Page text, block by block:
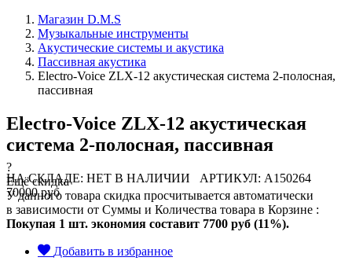
Магазин D.M.S
Музыкальные инструменты
Акустические системы и акустика
Пассивная акустика
Electro-Voice ZLX-12 акустическая система 2-полосная,
пассивная
Electro-Voice ZLX-12 акустическая
система 2-полосная, пассивная
НА СКЛАДЕ: НЕТ В НАЛИЧИИ АРТИКУЛ: A150264
70000 руб
?
Ещё скидка
У данного товара скидка просчитывается автоматически
в зависимости от Суммы и Количества товара в Корзине :
Покупая 1 шт. экономия составит 7700 руб (11%).
Добавить в избранное